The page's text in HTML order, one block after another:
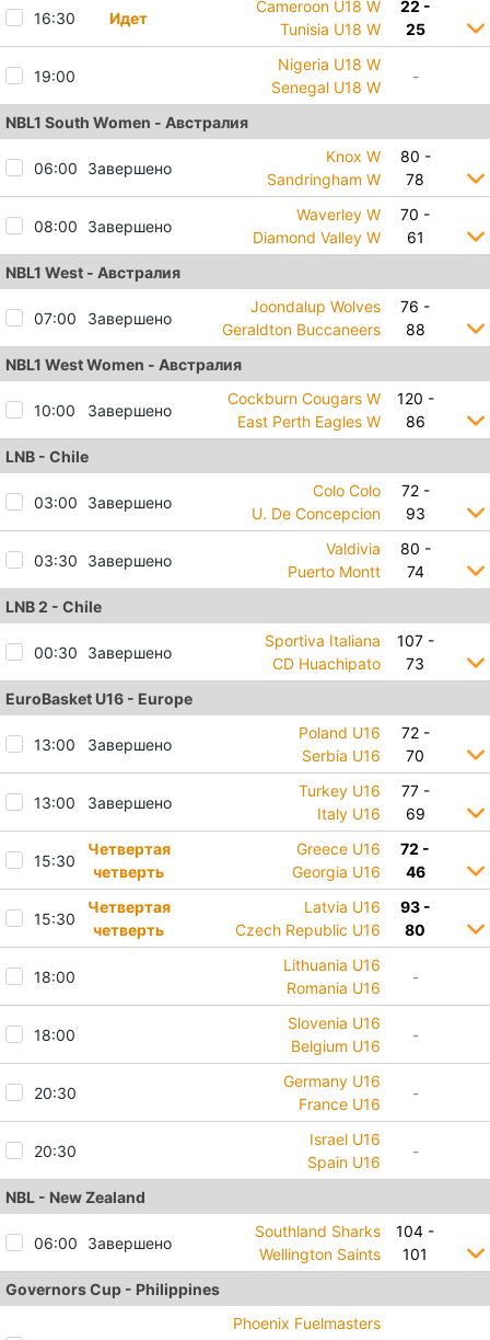
16:30 Идет
Cameroon U18 W
Tunisia U18 W
22 -
25
19:00
Nigeria U18 W
Senegal U18 W
-
NBL1 South Women - Австралия
06:00 Завершено
Knox W
Sandringham W
80 -
78
08:00 Завершено
Waverley W
Diamond Valley W
70 -
61
NBL1 West - Австралия
07:00 Завершено
Joondalup Wolves
Geraldton Buccaneers
76 -
88
NBL1 West Women - Австралия
10:00 Завершено
Cockburn Cougars W
East Perth Eagles W
120 -
86
LNB - Chile
03:00 Завершено
Colo Colo
U. De Concepcion
72 -
93
03:30 Завершено
Valdivia
Puerto Montt
80 -
74
LNB 2 - Chile
00:30 Завершено
Sportiva Italiana
CD Huachipato
107 -
73
EuroBasket U16 - Europe
13:00 Завершено
Poland U16
Serbia U16
72 -
70
13:00 Завершено
Turkey U16
Italy U16
77 -
69
15:30
Четвертая
четверть
Greece U16
Georgia U16
72 -
46
15:30
Четвертая
четверть
Latvia U16
Czech Republic U16
93 -
80
18:00
Lithuania U16
Romania U16
-
18:00
Slovenia U16
Belgium U16
-
20:30
Germany U16
France U16
-
20:30
Israel U16
Spain U16
-
NBL - New Zealand
06:00 Завершено
Southland Sharks
Wellington Saints
104 -
101
Governors Cup - Philippines
Phoenix Fuelmasters